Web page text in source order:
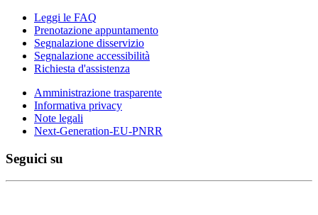
Leggi le FAQ
Prenotazione appuntamento
Segnalazione disservizio
Segnalazione accessibilità
Richiesta d'assistenza
Amministrazione trasparente
Informativa privacy
Note legali
Next-Generation-EU-PNRR
Seguici su